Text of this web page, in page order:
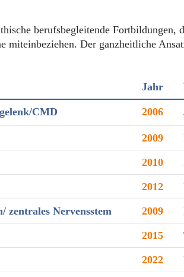
berufsbegleitende Fortbildungen,
miteinbeziehen. Der ganzheitliche
Jahr
CMD 2006
2009
2010
2012
zentrales Nervensstem 2009
2015
2022